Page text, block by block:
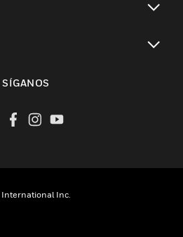
SÍGANOS
Inc.